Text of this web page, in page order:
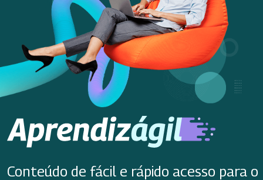
Conteúdo de fácil e rápido acesso para o